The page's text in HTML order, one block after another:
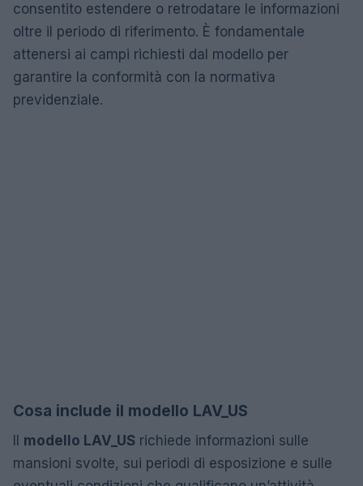
consentito estendere o retrodatare le informazioni
oltre il periodo di riferimento. È fondamentale
attenersi ai campi richiesti dal modello per
garantire la conformità con la normativa
previdenziale.
Cosa include il modello LAV_US
modello LAV_US richiede informazioni sulle
mansioni svolte, sui periodi di esposizione e sulle